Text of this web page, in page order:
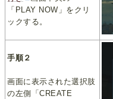
「PLAY NOW」をクリ
ックする。
手順２
画面に表示された選択肢
の左側「CREATE